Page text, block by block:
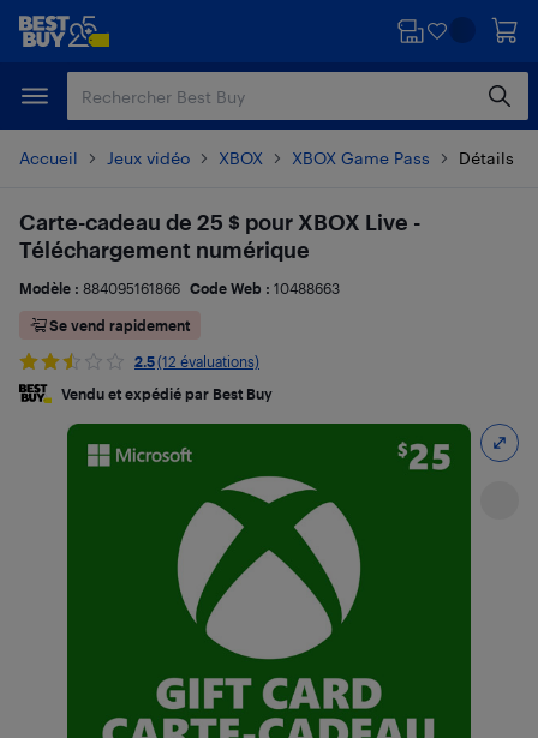
Passer
principal
Passer
Accueil Jeux vidéo XBOX XBOX Game Pass Détails
Carte-cadeau de 25 $ pour XBOX Live -
Téléchargement numérique
Modèle : 884095161866 Code Web : 10488663
Se vend rapidement
2.5(12 évaluations)
Vendu et expédié par Best Buy